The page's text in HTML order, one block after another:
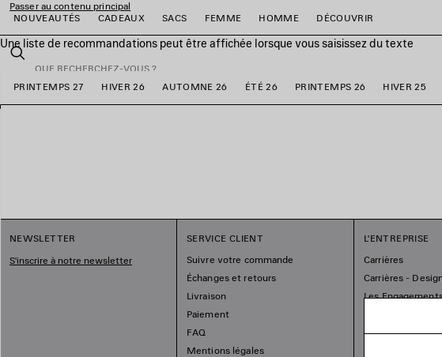
Passer au contenu principal
NOUVEAUTÉS
CADEAUX SACS FEMME HOMME DÉCOUVRIR
Une liste de recommandations peut être affichée lorsque vous saisissez du texte
Rechercher
fermer la bannière
PRINTEMPS 27 HIVER 26 AUTOMNE 26 ÉTÉ 26 PRINTEMPS 26 HIVER 25
NEWSLETTER
S'inscrire à notre newsletter
SERVICE CLIENT
Suivre votre commande
Échanges et retours
Livraison
Paiement
FAQ
Mentions légales
L'ENTREPRISE
Carrières
Carrières -
Les